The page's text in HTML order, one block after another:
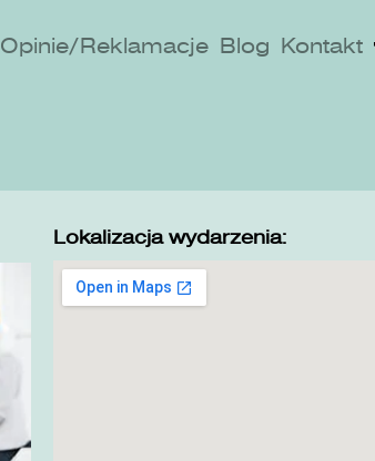
Opinie/Reklamacje Blog Kontakt
Lokalizacja wydarzenia: